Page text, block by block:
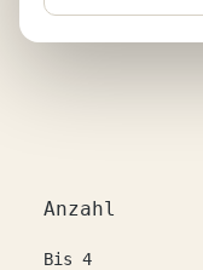
Anzahl
Bis 4